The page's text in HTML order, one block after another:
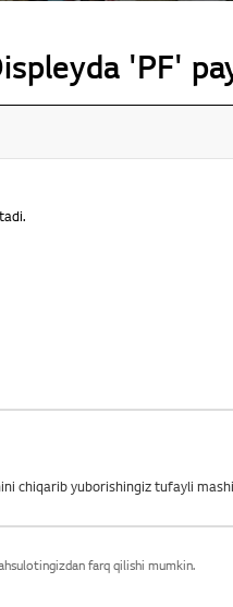
'PF'
yuborishingiz tufayli
farq qilishi mumkin.